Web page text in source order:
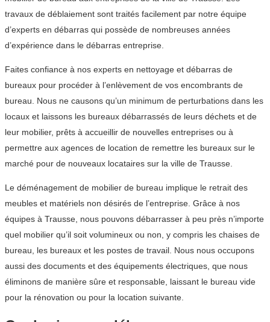
travaux de déblaiement sont traités facilement par notre équipe
d’experts en débarras qui possède de nombreuses années
d’expérience dans le débarras entreprise.
Faites confiance à nos experts en nettoyage et débarras de
bureaux pour procéder à l’enlèvement de vos encombrants de
bureau. Nous ne causons qu’un minimum de perturbations dans les
locaux et laissons les bureaux débarrassés de leurs déchets et de
leur mobilier, prêts à accueillir de nouvelles entreprises ou à
permettre aux agences de location de remettre les bureaux sur le
marché pour de nouveaux locataires sur la ville de Trausse.
Le déménagement de mobilier de bureau implique le retrait des
meubles et matériels non désirés de l’entreprise. Grâce à nos
équipes à Trausse, nous pouvons débarrasser à peu près n’importe
quel mobilier qu’il soit volumineux ou non, y compris les chaises de
bureau, les bureaux et les postes de travail. Nous nous occupons
aussi des documents et des équipements électriques, que nous
éliminons de manière sûre et responsable, laissant le bureau vide
pour la rénovation ou pour la location suivante.